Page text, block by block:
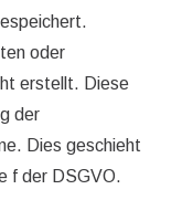
oder
erstellt. Diese
der
Dies geschieht
f der DSGVO.